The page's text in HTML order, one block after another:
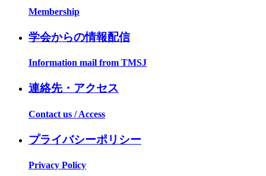
Membership
学会からの情報配信
Information mail from TMSJ
連絡先・アクセス
Contact us / Access
プライバシーポリシー
Privacy Policy